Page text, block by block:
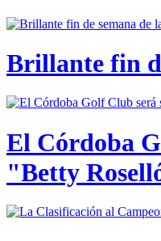
Brillante fin
El Córdoba
"Betty